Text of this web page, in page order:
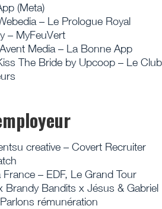
(Meta)
– Le Prologue Royal
– MyFeuVert
Media – La Bonne App
The Bride by Upcoop – Le Club
creative – Covert Recruiter
– EDF, Le Grand Tour
Brandy Bandits x Jésus & Gabriel
rémunération